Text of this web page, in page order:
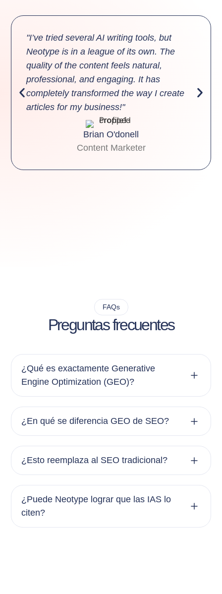
"I’ve tried several AI writing tools, but
Neotype is in a league of its own. The
quality of the content feels natural,
professional, and engaging. It has
completely transformed the way I create
articles for my business!"
Brian O'donell
Content Marketer
FAQs
Preguntas frecuentes
¿Qué es exactamente Generative
Engine Optimization (GEO)?
¿En qué se diferencia GEO de SEO?
¿Esto reemplaza al SEO tradicional?
¿Puede Neotype lograr que las IAS lo
citen?